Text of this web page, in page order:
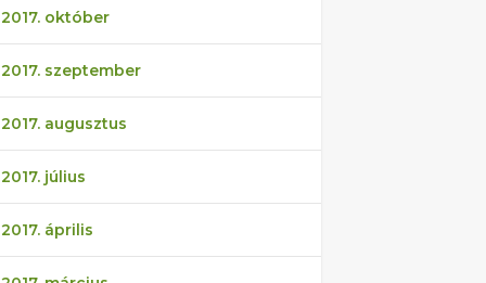
2017. október
2017. szeptember
2017. augusztus
2017. július
2017. április